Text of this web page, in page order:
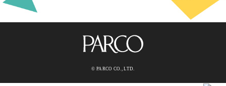
© PARCO CO., LTD.